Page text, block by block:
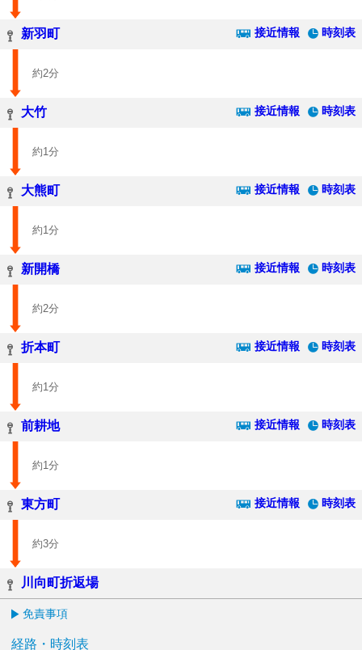
新羽町 接近情報 時刻表
約2分
大竹 接近情報 時刻表
約1分
大熊町 接近情報 時刻表
約1分
新開橋 接近情報 時刻表
約2分
折本町 接近情報 時刻表
約1分
前耕地 接近情報 時刻表
約1分
東方町 接近情報 時刻表
約3分
川向町折返場
免責事項
経路・時刻表